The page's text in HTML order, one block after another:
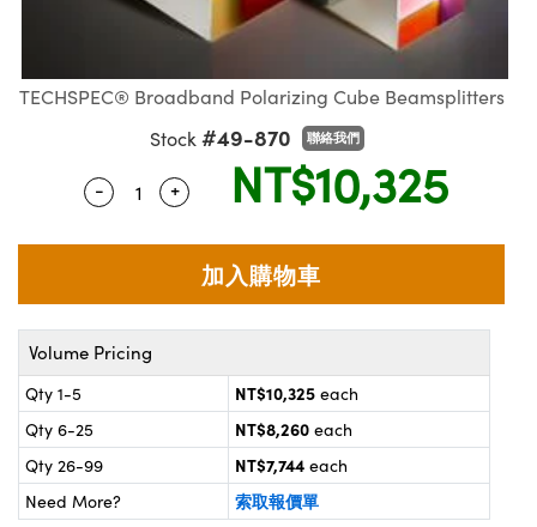
Sputtering) Coated Optics |
濺鍍）鍍膜光學元件
Elements (DOE) | 繞射光學
體視顯微鏡系統
| 顯微鏡濾光片
Lenses | 變焦鏡頭模組
Targets | 顯微鏡標靶
Stage Micrometers | 刻劃板或鏡
Mechanics | 顯微鏡用結構件
鏡
and Couplers | 中繼鏡或耦合鏡
Microscopes | 袖珍顯微鏡
鏡
and Optomechanics | 相
Cameras | 高速接口相
| 模擬相機
Development Systems
Optical Company
Components
Labs™
TECHSPEC® Broadband Polarizing Cube Beamsplitters
Stock #49-870 聯絡我們
Quantity Selector
- Use the plus and minus buttons to adjust
+ NT$10,325
Volume Pricing
Qty 1-5 NT$10,325 each
Qty 6-25
NT$8,260 each
Qty 26-99
NT$7,744 each
Need More?
索取報價單